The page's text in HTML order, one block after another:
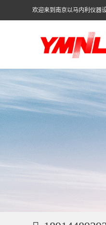
欢迎来到南京以马内利仪器